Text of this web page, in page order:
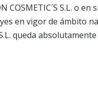
COSMETIC´S S.L. o
en vigor de ámbito
queda